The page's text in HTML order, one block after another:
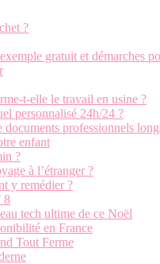
?
gratuit et démarches
t-elle le travail en usine ?
personnalisé 24h/24 ?
professionnels
enfant
?
à l’étranger ?
y remédier ?
8
tech ultime de ce Noël
en France
Tout Ferme